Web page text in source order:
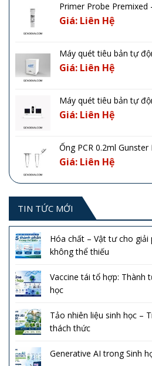
Primer Probe Premixed
Giá: Liên Hệ
Máy quét tiêu bản tự
Giá: Liên Hệ
Máy quét tiêu bản tự
Giá: Liên Hệ
Ống PCR 0.2ml
Giá: Liên Hệ
TIN TỨC MỚI
Hóa chất – Vật tư cho giải
không thể thiếu
Vaccine tái tổ hợp: Thành
học
Tảo nhiên liệu sinh học –
thách thức
Generative AI trong Sinh